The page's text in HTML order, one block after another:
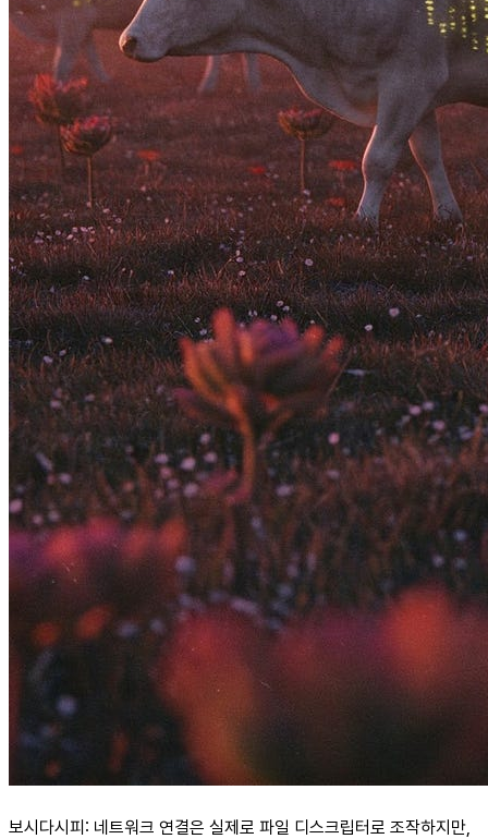
보시다시피: 네트워크 연결은 실제로 파일 디스크립터로 조작하지만,